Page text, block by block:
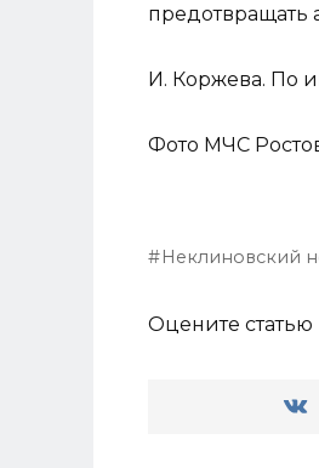
предотвращать
И. Коржева. По
Фото МЧС
Неклиновский
Оцените статью